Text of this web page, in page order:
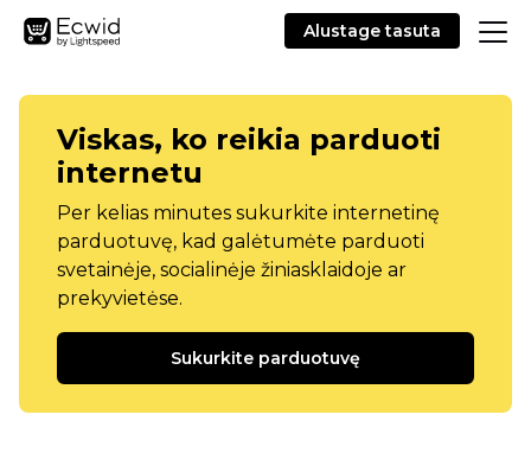
Alustage tasuta
Viskas, ko reikia parduoti
internetu
Per kelias minutes sukurkite internetinę
parduotuvę, kad galėtumėte parduoti
svetainėje, socialinėje žiniasklaidoje ar
prekyvietėse.
Sukurkite parduotuvę